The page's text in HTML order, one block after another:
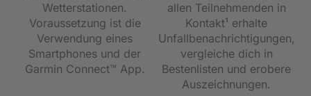
Wetterstationen.
Voraussetzung ist die
Verwendung eines
Smartphones und der
Garmin Connect™ App.
allen Teilnehmenden in
Kontakt¹ erhalte
Unfallbenachrichtigungen,
vergleiche dich in
Bestenlisten und erobere
Auszeichnungen.